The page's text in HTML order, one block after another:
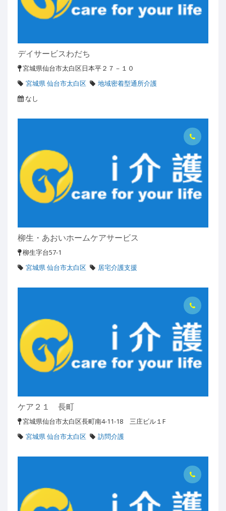
デイサービスわだち
宮城県仙台市太白区日本平２７－１０
宮城県 仙台市太白区
地域密着型通所介護
なし
柳生・あおいホームケアサービス
柳生字台57-1
宮城県 仙台市太白区
居宅介護支援
ケア２１ 長町
宮城県仙台市太白区長町南4-11-18 三庄ビル１F
宮城県 仙台市太白区
訪問介護